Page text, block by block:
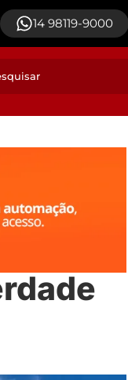
14 98119-9000